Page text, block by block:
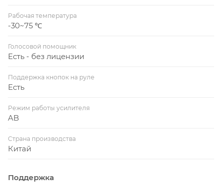
Рабочая температура
-30~75 ℃
Голосовой помощник
Есть - без лицензии
Поддержка кнопок на руле
Есть
Режим работы усилителя
AB
Страна производства
Китай
Поддержка